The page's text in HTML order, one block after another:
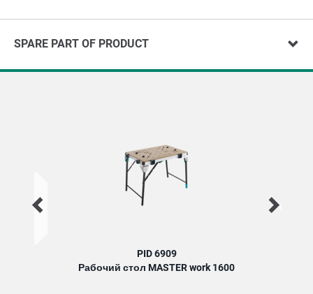
SPARE PART OF PRODUCT
PID 6909
Рабочий стол MASTER work 1600